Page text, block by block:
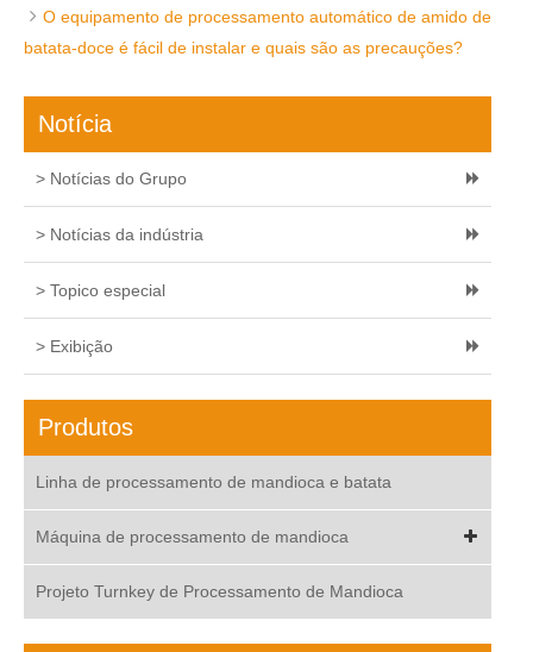
O equipamento de processamento automático de amido de
batata-doce é fácil de instalar e quais são as precauções?
Notícia
> Notícias do Grupo
> Notícias da indústria
> Topico especial
> Exibição
Produtos
Linha de processamento de mandioca e batata
Máquina de processamento de mandioca
Projeto Turnkey de Processamento de Mandioca